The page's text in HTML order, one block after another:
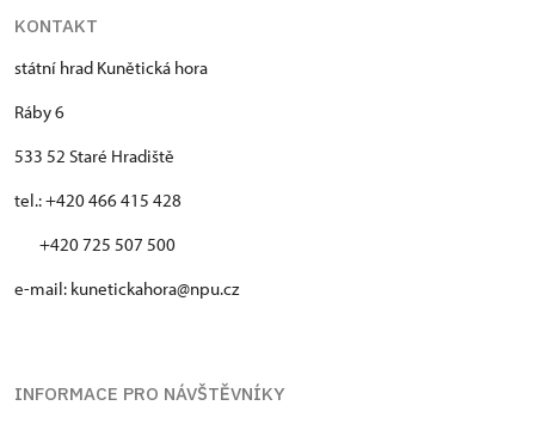
KONTAKT
státní hrad Kunětická hora
Ráby 6
533 52 Staré Hradiště
tel.: +420 466 415 428
+420 725 507 500
e-mail: kunetickahora@npu.cz
INFORMACE PRO NÁVŠTĚVNÍKY